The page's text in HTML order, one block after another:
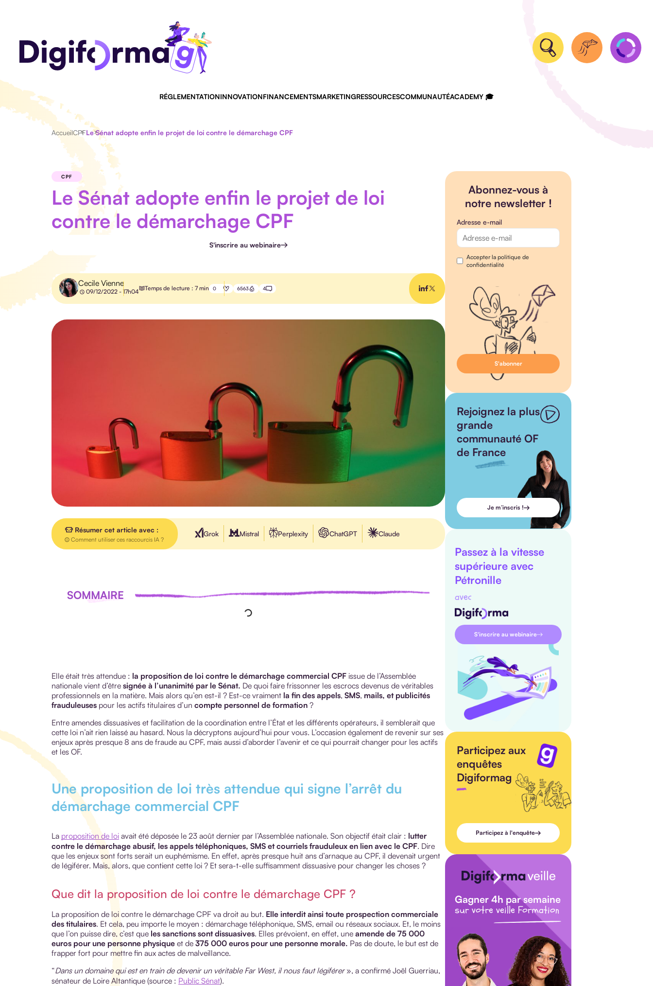
RÉGLEMENTATIONINNOVATIONFINANCEMENTSMARKETINGRESSOURCESCOMMUNAUTÉACADEMY 🎓
AccueilCPFLe Sénat adopte enfin le projet de loi contre le démarchage CPF
CPF
Le Sénat adopte enfin le projet de loi
contre le démarchage CPF
S'inscrire au webinaire
Cecile Vienne
09/12/2022 - 17h04 Temps de lecture : 7 min 0 6563 4
Résumer cet article avec :
Comment utiliser ces raccourcis IA ?
Grok Mistral Perplexity ChatGPT Claude
SOMMAIRE
Elle était très attendue : la proposition de loi contre le démarchage commercial CPF issue de l’Assemblée
nationale vient d’être signée à l’unanimité par le Sénat. De quoi faire frissonner les escrocs devenus de véritables
professionnels en la matière. Mais alors qu’en est-il ? Est-ce vraiment la fin des appels, SMS, mails, et publicités
frauduleuses pour les actifs titulaires d’un compte personnel de formation ?
Entre amendes dissuasives et facilitation de la coordination entre l’État et les différents opérateurs, il semblerait que
cette loi n’ait rien laissé au hasard. Nous la décryptons aujourd’hui pour vous. L’occasion également de revenir sur ses
enjeux après presque 8 ans de fraude au CPF, mais aussi d’aborder l’avenir et ce qui pourrait changer pour les actifs
et les OF.
Une proposition de loi très attendue qui signe l’arrêt du
démarchage commercial CPF
La proposition de loi avait été déposée le 23 août dernier par l’Assemblée nationale. Son objectif était clair : lutter
contre le démarchage abusif, les appels téléphoniques, SMS et courriels frauduleux en lien avec le CPF. Dire
que les enjeux sont forts serait un euphémisme. En effet, après presque huit ans d’arnaque au CPF, il devenait urgent
de légiférer. Mais, alors, que contient cette loi ? Et sera-t-elle suffisamment dissuasive pour changer les choses ?
Que dit la proposition de loi contre le démarchage CPF ?
La proposition de loi contre le démarchage CPF va droit au but. Elle interdit ainsi toute prospection commerciale
des titulaires. Et cela, peu importe le moyen : démarchage téléphonique, SMS, email ou réseaux sociaux. Et, le moins
que l’on puisse dire, c’est que les sanctions sont dissuasives. Elles prévoient, en effet, une amende de 75 000
euros pour une personne physique et de 375 000 euros pour une personne morale. Pas de doute, le but est de
frapper fort pour mettre fin aux actes de malveillance.
“Dans un domaine qui est en train de devenir un véritable Far West, il nous faut légiférer», a confirmé Joël Guerriau,
sénateur de Loire Altantique (source : Public Sénat).
Abonnez-vous à
notre newsletter !
Adresse e-mail
Accepter la politique de
confidentialité
Rejoignez la plus
grande
communauté OF
de France
Je m’inscris !
Passez à la vitesse
supérieure avec
Pétronille
avec
S'inscrire au webinaire
Participez aux
enquêtes
Digiformag
Participez à l'enquête
Gagner 4h par semaine
sur votre veille Formation